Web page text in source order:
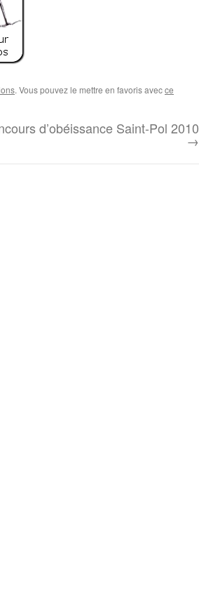
. Vous pouvez le mettre en favoris avecce
d’obéissance Saint-Pol 2010
→